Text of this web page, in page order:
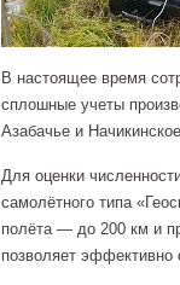
В настоящее время
сплошные учеты
Азабачье и
Для оценки
самолётного типа
полёта — до 200 км и
позволяет эффективно